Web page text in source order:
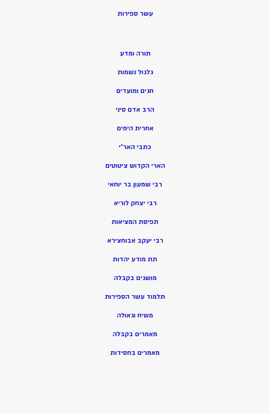
עשר ספירות
תורה ומדע
גלגול נשמות
חגים ומועדים
הרב אדם סיני
אחרית הימים
כתבי האר”י
הארי הקדוש ציטוטים
רבי שמעון בר יוחאי
רבי יצחק לוריא
תפיסת המציאות
רבי יעקב אבוחצירא
תת מודע יהדות
מושגים בקבלה
תלמוד עשר הספירות
משיח וגאולה
מאמרים בקבלה
מאמרים בחסידות